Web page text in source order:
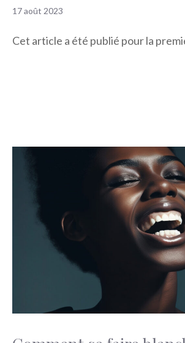
17 août 2023
Cet article a été publié pour la